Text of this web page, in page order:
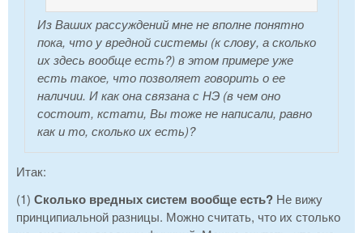
Из Ваших рассуждений мне не вполне понятно
пока, что у вредной системы (к слову, а сколько
их здесь вообще есть?) в этом примере уже
есть такое, что позволяет говорить о ее
наличии. И как она связана с НЭ (в чем оно
состоит, кстати, Вы тоже не написали, равно
как и то, сколько их есть)?
Итак:
(1) Сколько вредных систем вообще есть? Не вижу
принципиальной разницы. Можно считать, что их столько